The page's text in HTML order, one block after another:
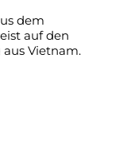
dem
auf den
Vietnam.